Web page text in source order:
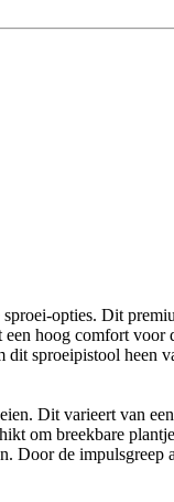
opties. Dit
hoog comfort
dit sproeipistool heen
Dit varieert van
om breekbare
de